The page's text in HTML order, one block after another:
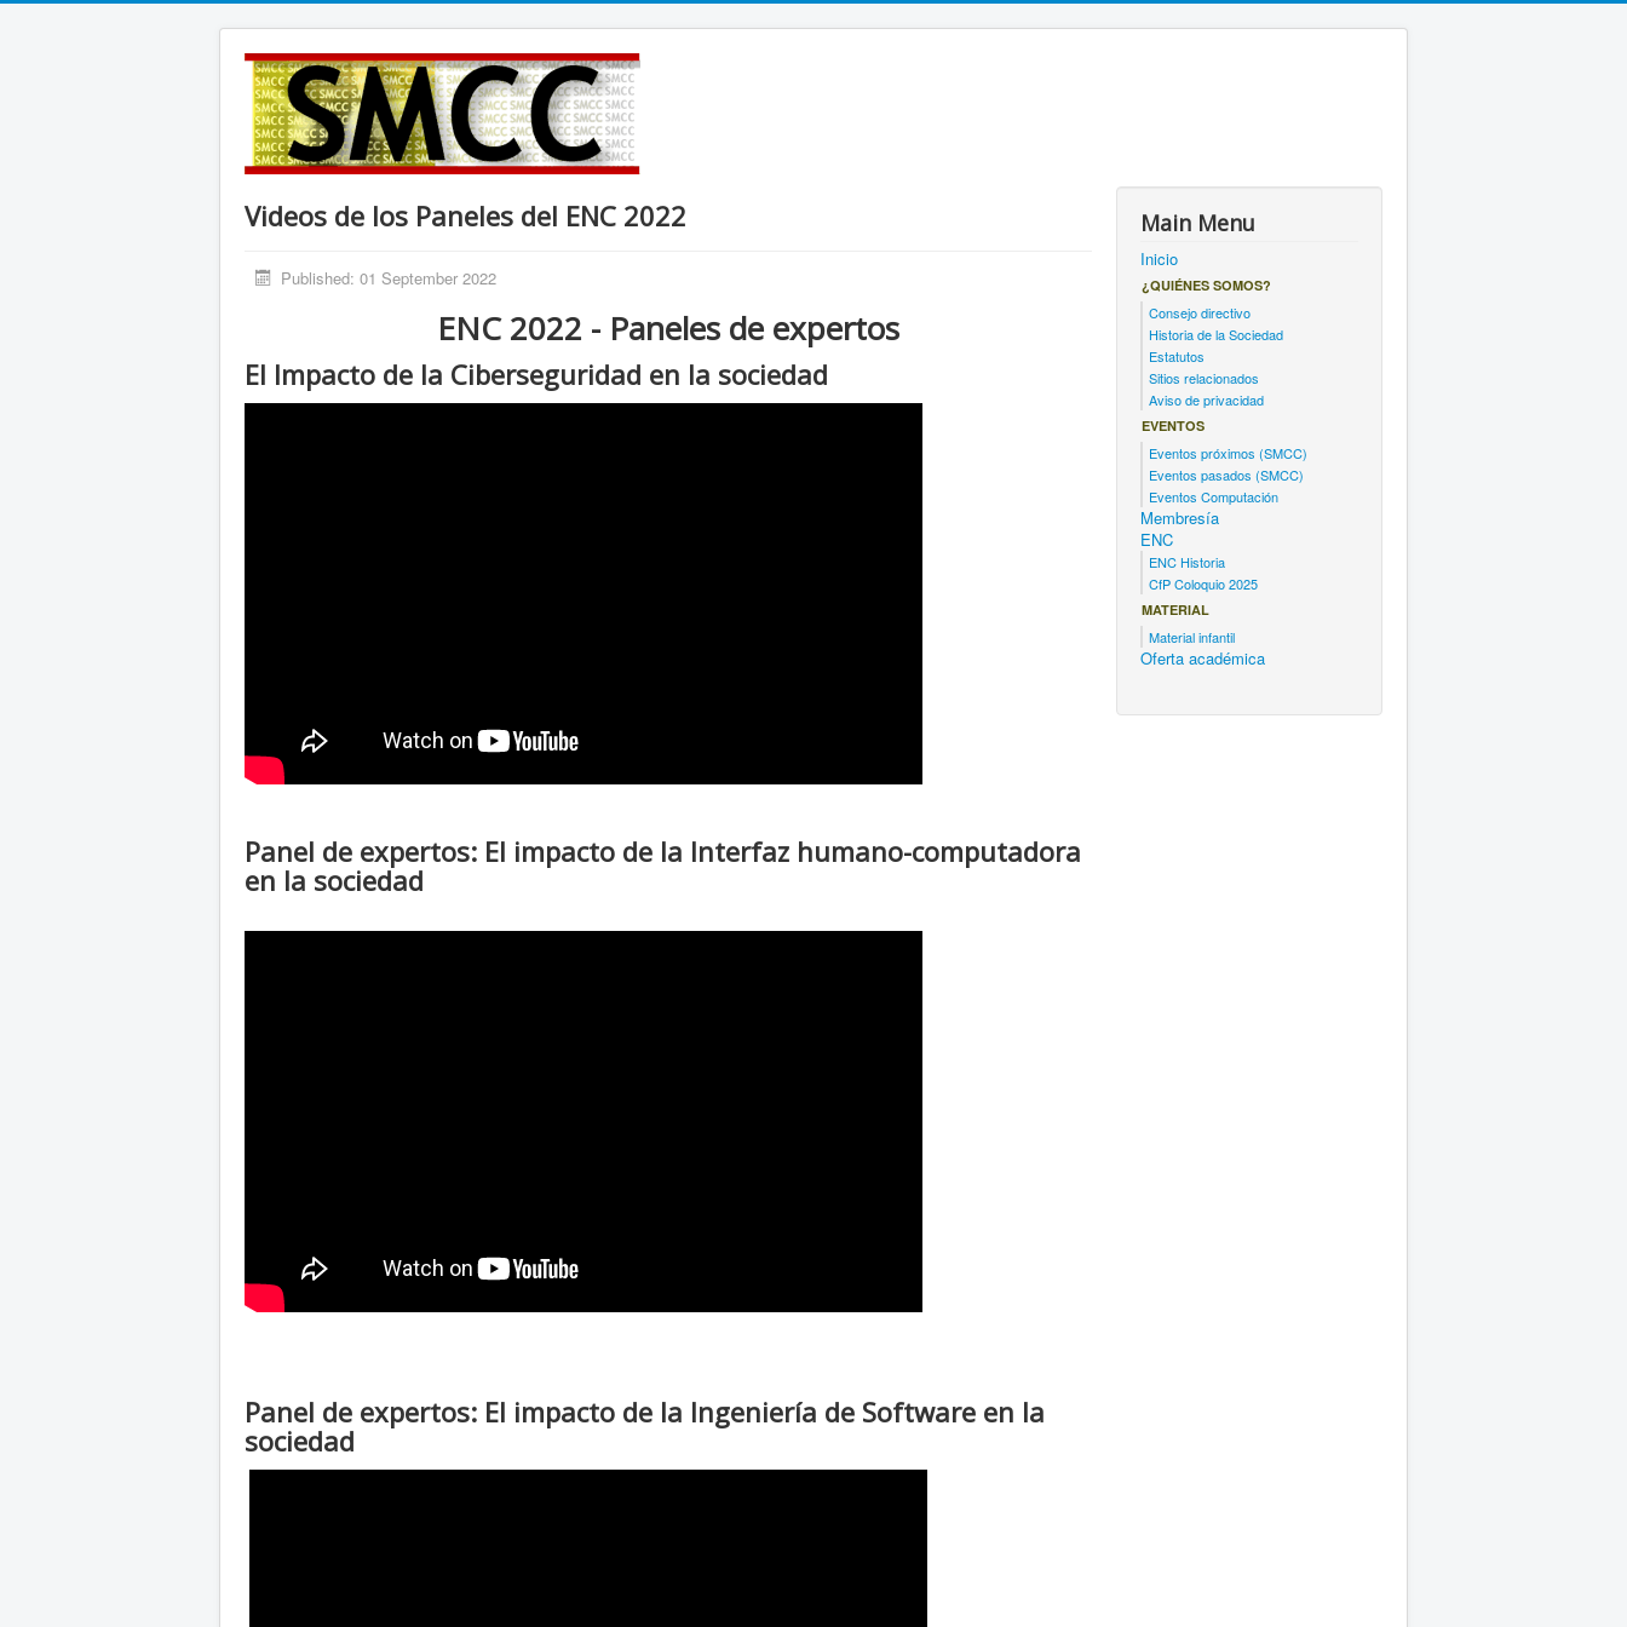
Videos de los Paneles del ENC 2022
Published: 01 September 2022
ENC 2022 - Paneles de expertos
El Impacto de la Ciberseguridad en la sociedad
Panel de expertos: El impacto de la Interfaz humano-computadora
en la sociedad
Panel de expertos: El impacto de la Ingeniería de Software en la
sociedad
Main Menu
Inicio
¿QUIÉNES SOMOS?
Consejo directivo
Historia de la Sociedad
Estatutos
Sitios relacionados
Aviso de privacidad
EVENTOS
Eventos próximos (SMCC)
Eventos pasados (SMCC)
Eventos Computación
Membresía
ENC
ENC Historia
CfP Coloquio 2025
MATERIAL
Material infantil
Oferta académica